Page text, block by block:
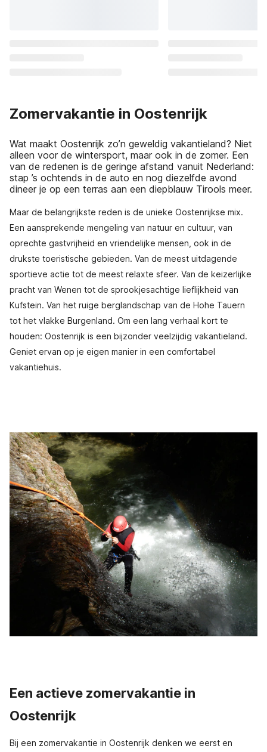
Zomervakantie in Oostenrijk
Wat maakt Oostenrijk zo’n geweldig vakantieland? Niet
alleen voor de wintersport, maar ook in de zomer. Een
van de redenen is de geringe afstand vanuit Nederland:
stap ’s ochtends in de auto en nog diezelfde avond
dineer je op een terras aan een diepblauw Tirools meer.
Maar de belangrijkste reden is de unieke Oostenrijkse mix.
Een aansprekende mengeling van natuur en cultuur, van
oprechte gastvrijheid en vriendelijke mensen, ook in de
drukste toeristische gebieden. Van de meest uitdagende
sportieve actie tot de meest relaxte sfeer. Van de keizerlijke
pracht van Wenen tot de sprookjesachtige lieflijkheid van
Kufstein. Van het ruige berglandschap van de Hohe Tauern
tot het vlakke Burgenland. Om een lang verhaal kort te
houden: Oostenrijk is een bijzonder veelzijdig vakantieland.
Geniet ervan op je eigen manier in een comfortabel
vakantiehuis.
Een actieve zomervakantie in
Oostenrijk
Bij een zomervakantie in Oostenrijk denken we eerst en